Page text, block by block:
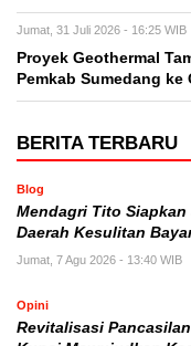
Jumat, 31 Juli 2026 - 16:25 WIB
Proyek Geothermal
Pemkab Sumedang ke
BERITA TERBARU
Blog
Mendagri Tito
Daerah Kesulitan
Jumat, 7 Agu 2026 - 13:40 WIB
Opini
Revitalisasi